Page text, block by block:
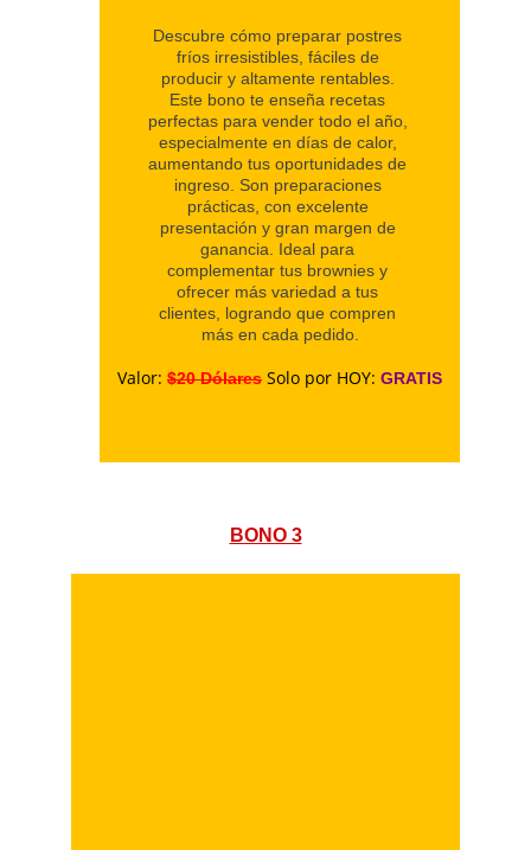
Descubre cómo preparar postres
fríos irresistibles, fáciles de
producir y altamente rentables.
Este bono te enseña recetas
perfectas para vender todo el año,
especialmente en días de calor,
aumentando tus oportunidades de
ingreso. Son preparaciones
prácticas, con excelente
presentación y gran margen de
ganancia. Ideal para
complementar tus brownies y
ofrecer más variedad a tus
clientes, logrando que compren
más en cada pedido.
Valor: $20 Dólares Solo por HOY: GRATIS
BONO 3